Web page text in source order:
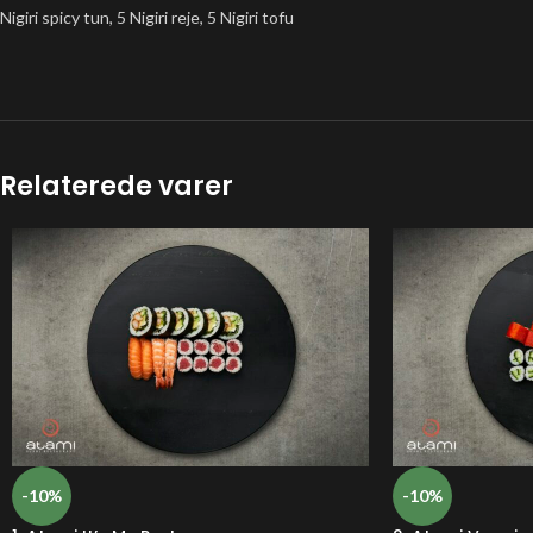
Nigiri spicy tun, 5 Nigiri reje, 5 Nigiri tofu
Relaterede varer
-10% -10%